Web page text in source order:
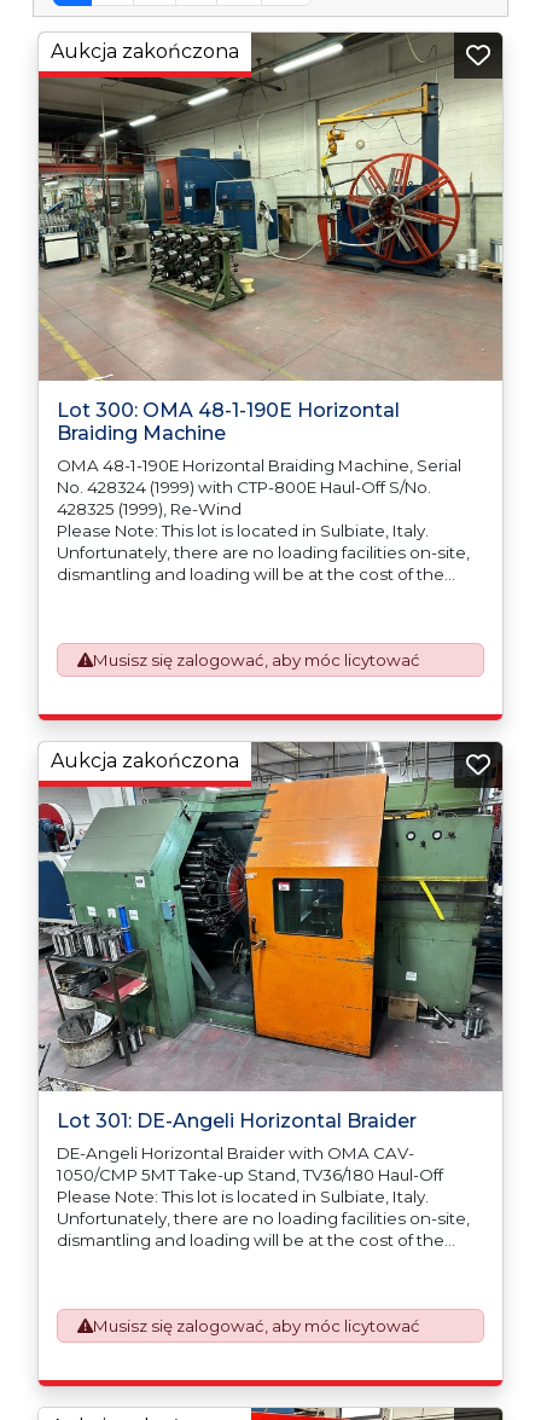
Lot 300: OMA 48-1-190E Horizontal
Braiding Machine
OMA 48-1-190E Horizontal Braiding Machine, Serial
No. 428324 (1999) with CTP-800E Haul-Off S/No.
428325 (1999), Re-Wind
Please Note: This lot is located in Sulbiate, Italy.
Unfortunately, there are no loading facilities on-site,
dismantling and loading will be at the cost of the
Aukcja zakończona
Musisz się zalogować, aby móc licytować
Lot 301: DE-Angeli Horizontal Braider
DE-Angeli Horizontal Braider with OMA CAV-
1050/CMP 5MT Take-up Stand, TV36/180 Haul-Off
Please Note: This lot is located in Sulbiate, Italy.
Unfortunately, there are no loading facilities on-site,
dismantling and loading will be at the cost of the
Aukcja zakończona
Musisz się zalogować, aby móc licytować